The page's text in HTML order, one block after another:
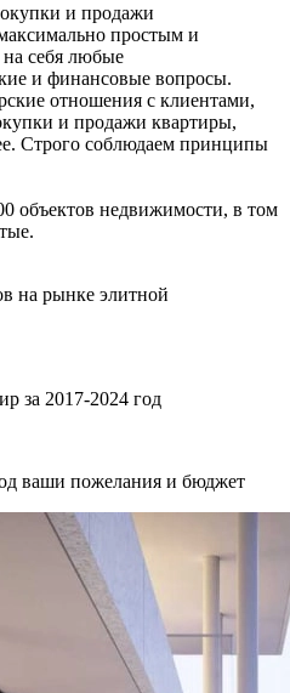
и продажи
простым и
себя любые
и финансовые вопросы.
отношения с клиентами,
и продажи квартиры,
Строго соблюдаем принципы
объектов недвижимости, в том
на рынке элитной
за 2017-2024 год
ваши пожелания и бюджет